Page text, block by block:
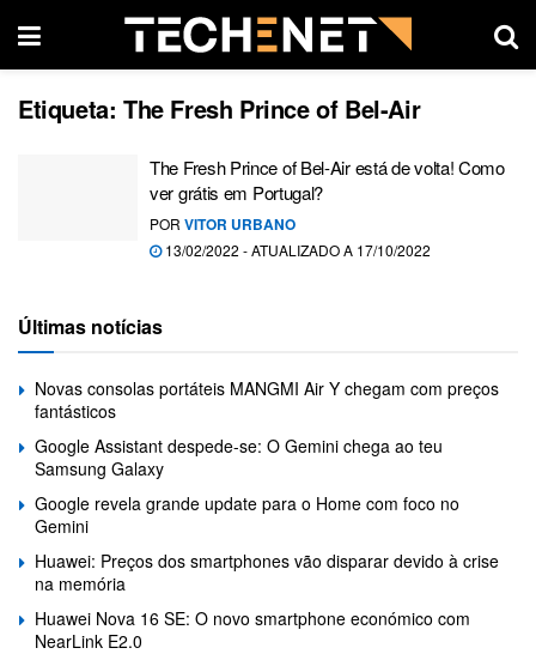
Etiqueta: The Fresh Prince of Bel-Air
The Fresh Prince of Bel-Air está de volta! Como
ver grátis em Portugal?
POR VITOR URBANO
13/02/2022 - ATUALIZADO A 17/10/2022
Últimas notícias
Novas consolas portáteis MANGMI Air Y chegam com preços
fantásticos
Google Assistant despede-se: O Gemini chega ao teu
Samsung Galaxy
Google revela grande update para o Home com foco no
Gemini
Huawei: Preços dos smartphones vão disparar devido à crise
na memória
Huawei Nova 16 SE: O novo smartphone económico com
NearLink E2.0